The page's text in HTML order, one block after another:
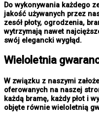
Do wykonywania każdego
jakość używanych przez
zesół płoty, ogrodzenia,
wytrzymają nawet
swój elegancki wygłąd.
Wieloletnia
W związku z naszymi
oferowanych na naszej
każdą bramę, każdy płot i
objęte równie wieloletnią